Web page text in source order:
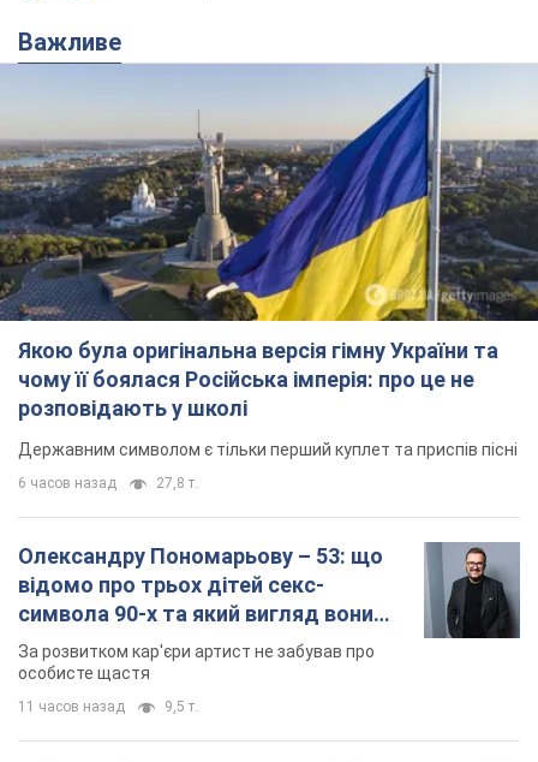
Важливе
Якою була оригінальна версія гімну України та
чому її боялася Російська імперія: про це не
розповідають у школі
Державним символом є тільки перший куплет та приспів пісні
6 часов назад 27,8 т.
Олександру Пономарьову – 53: що
відомо про трьох дітей секс-
символа 90-х та який вигляд вони
мають
За розвитком кар'єри артист не забував про
особисте щастя
11 часов назад 9,5 т.